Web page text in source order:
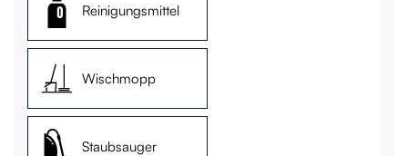
Reinigungsmittel
Wischmopp
Staubsauger